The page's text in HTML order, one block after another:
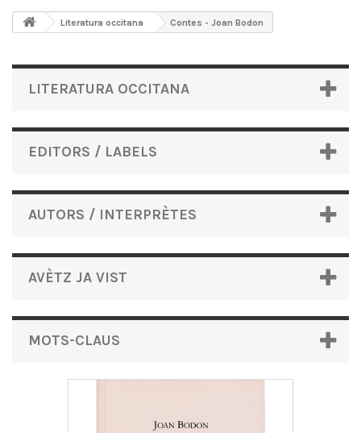
Literatura occitana Contes - Joan Bodon
LITERATURA OCCITANA
EDITORS / LABELS
AUTORS / INTERPRÈTES
AVÈTZ JA VIST
MOTS-CLAUS